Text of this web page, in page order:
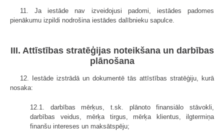
11. Ja iestāde nav izveidojusi padomi, iestādes padomes
pienākumu izpildi nodrošina iestādes dalībnieku sapulce.
III. Attīstības stratēģijas noteikšana un darbības
plānošana
12. Iestāde izstrādā un dokumentē tās attīstības stratēģiju, kurā
nosaka:
12.1. darbības mērķus, t.sk. plānoto finansiālo stāvokli,
darbības veidus, mērķa tirgus, mērķa klientus, ilgtermiņa
finanšu intereses un maksātspēju;